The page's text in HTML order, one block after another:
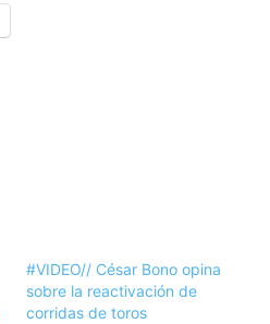
#VIDEO// César Bono opina
sobre la reactivación de
corridas de toros